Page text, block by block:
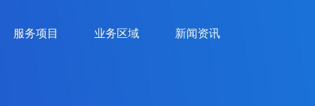
服务项目 业务区域 新闻资讯